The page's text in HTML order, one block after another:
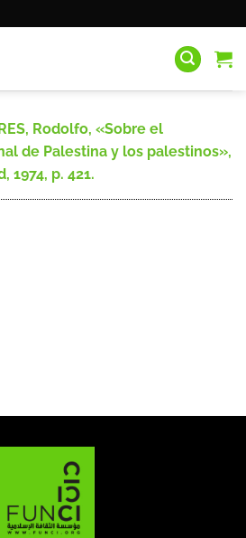
Rodolfo, «Sobre el
de Palestina y los palestinos»,
1974, p. 421.